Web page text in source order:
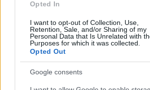
Opted In
I want to opt-out of Collection, Use,
Retention, Sale, and/or Sharing of my
Personal Data that Is Unrelated with
Purposes for which it was collected.
Opted Out
Google consents
A proposito di Mose. La Giunta
Autorizzazioni della Camera ha
l’arresto di Giancarlo Galan.
finirà nello stesso modo in Aula?